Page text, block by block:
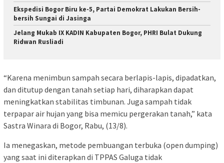
Ekspedisi Bogor Biru ke-5, Partai Demokrat Lakukan Bersih-
bersih Sungai di Jasinga
Jelang Mukab IX KADIN Kabupaten Bogor, PHRI Bulat Dukung
Ridwan Rusliadi
“Karena menimbun sampah secara berlapis-lapis, dipadatkan,
dan ditutup dengan tanah setiap hari, diharapkan dapat
meningkatkan stabilitas timbunan. Juga sampah tidak
terpapar air hujan yang bisa memicu pergerakan tanah,” kata
Sastra Winara di Bogor, Rabu, (13/8).
Ia menegaskan, metode pembuangan terbuka (open dumping)
yang saat ini diterapkan di TPPAS Galuga tidak